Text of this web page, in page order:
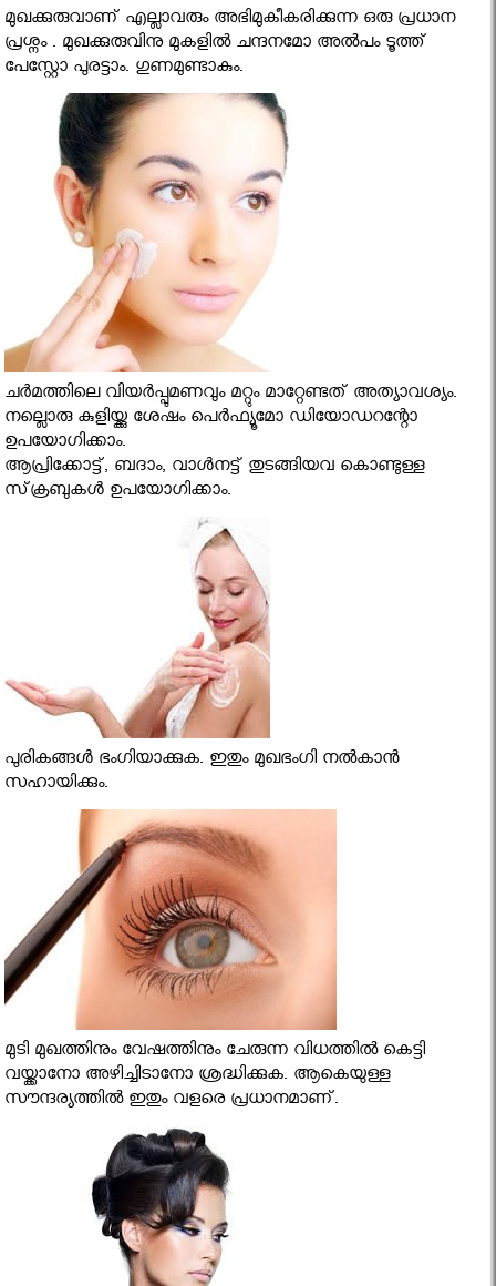
മുഖക്കുരുവാണ് എല്ലാവരും അഭിമുകീകരിക്കുന്ന ഒരു പ്രധാന
പ്രശ്നം . മുഖക്കുരുവിനു മുകളില്‍ ചന്ദനമോ അല്‍പം ടൂത്ത്
പേസ്റ്റോ പുരട്ടാം. ഗുണമുണ്ടാകും.
ചര്‍മത്തിലെ വിയര്‍പ്പുമണവും മറ്റും മാറ്റേണ്ടത് അത്യാവശ്യം.
നല്ലൊരു കുളിയ്ക്കു ശേഷം പെര്‍ഫ്യൂമോ ഡിയോഡറന്റോ
ഉപയോഗിക്കാം.
ആപ്രിക്കോട്ട്, ബദാം, വാള്‍നട്ട് തുടങ്ങിയവ കൊണ്ടുള്ള
സ്‌ക്രബുകള്‍ ഉപയോഗിക്കാം.
പുരികങ്ങള്‍ ഭംഗിയാക്കുക. ഇതും മുഖഭംഗി നല്‍കാന്‍
സഹായിക്കും.
മുടി മുഖത്തിനും വേഷത്തിനും ചേരുന്ന വിധത്തില്‍ കെട്ടി
വയ്ക്കാനോ അഴിച്ചിടാനോ ശ്രദ്ധിക്കുക. ആകെയുള്ള
സൗന്ദര്യത്തില്‍ ഇതും വളരെ പ്രധാനമാണ്.